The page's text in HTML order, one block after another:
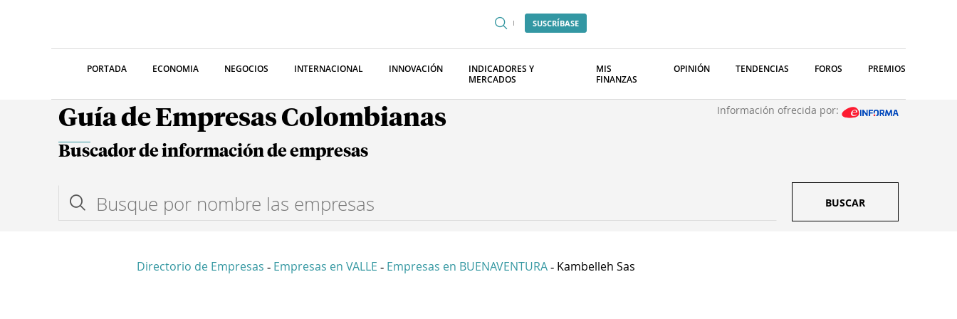
SUSCRÍBASE
PORTADA ECONOMIA NEGOCIOS INTERNACIONAL INNOVACIÓN
INDICADORES Y
MERCADOS
MIS
FINANZAS
OPINIÓN TENDENCIAS FOROS PREMIOS
Guía de Empresas Colombianas Información ofrecida por:
Buscador de información de empresas
BUSCAR
Directorio de Empresas - Empresas en VALLE - Empresas en BUENAVENTURA - Kambelleh Sas